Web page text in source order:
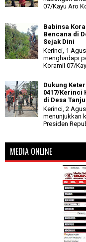
07/Kayu Aro
Babinsa
Bencana di
Sejak Dini
Kerinci, 1
menghadapi
Koramil 07/
Dukung
0417/Kerinci
di Desa
Kerinci, 2
menunjukkan
Presiden
MEDIA ONLINE